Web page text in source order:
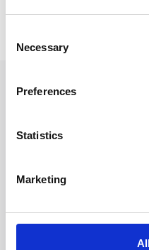
Selection
Necessary
Preferences
Statistics
Marketing
Proporcionamos formación
de conocimientos y
avanzar en